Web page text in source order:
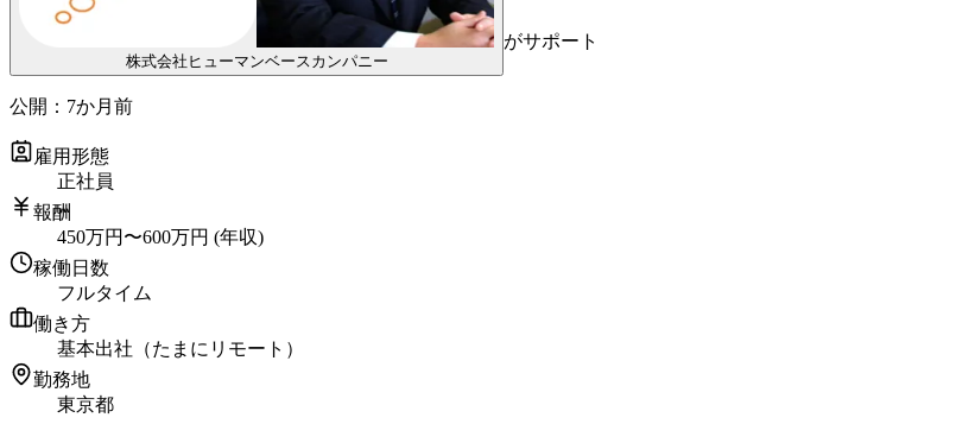
株式会社ヒューマンベースカンパニー
がサポート
公開： 7か月前
雇用形態
正社員
報酬
450万円 〜600万円 (年収)
稼働日数
フルタイム
働き方
基本出社（たまにリモート）
勤務地
東京都